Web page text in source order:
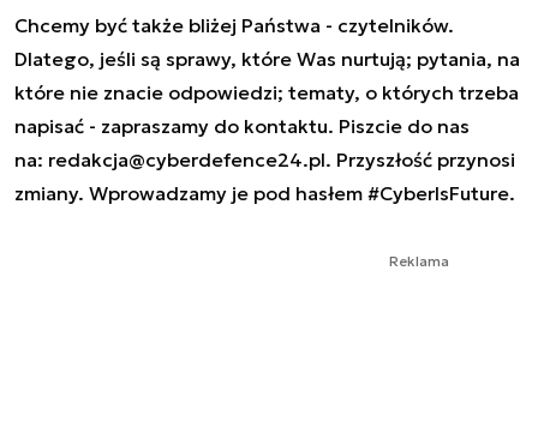
Chcemy być także bliżej Państwa - czytelników.
Dlatego, jeśli są sprawy, które Was nurtują; pytania, na
które nie znacie odpowiedzi; tematy, o których trzeba
napisać - zapraszamy do kontaktu. Piszcie do nas
na: redakcja@cyberdefence24.pl. Przyszłość przynosi
zmiany. Wprowadzamy je pod hasłem #CyberIsFuture.
Reklama